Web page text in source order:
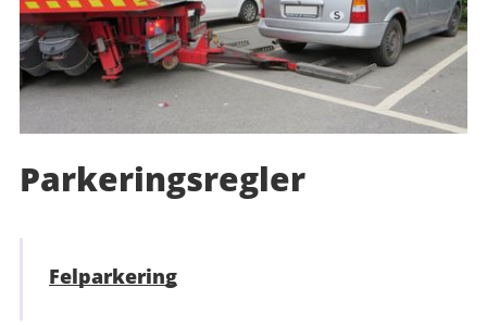
Parkeringsregler
Felparkering